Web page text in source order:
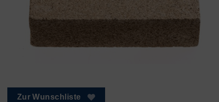
Zur Wunschliste